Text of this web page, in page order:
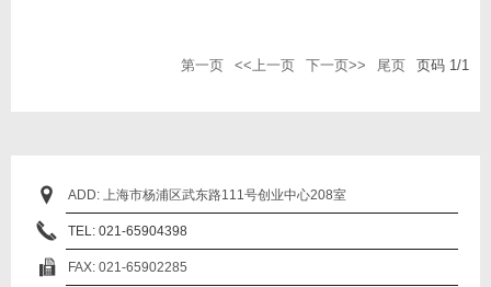
第一页 <<上一页 下一页>> 尾页 页码 1/1
ADD: 上海市杨浦区武东路111号创业中心208室
TEL: 021-65904398
FAX: 021-65902285